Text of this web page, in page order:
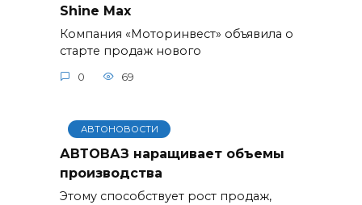
Shine Max
Компания «Моторинвест» объявила о
старте продаж нового
0 69
АВТОНОВОСТИ
АВТОВАЗ наращивает объемы
производства
Этому способствует рост продаж,